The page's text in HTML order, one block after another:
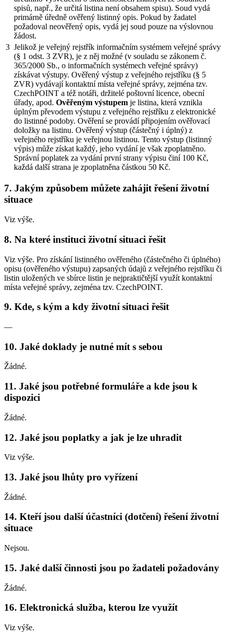
spisů, např., že určitá listina není obsahem spisu). Soud vydá
primárně úředně ověřený listinný opis. Pokud by žadatel
požadoval neověřený opis, vydá jej soud pouze na výslovnou
žádost.
3 Jelikož je veřejný rejstřík informačním systémem veřejné správy
(§ 1 odst. 3 ZVR), je z něj možné (v souladu se zákonem č.
365/2000 Sb., o informačních systémech veřejné správy)
získávat výstupy. Ověřený výstup z veřejného rejstříku (§ 5
ZVR) vydávají kontaktní místa veřejné správy, zejména tzv.
CzechPOINT a též notáři, držitelé poštovní licence, obecní
úřady, apod. Ověřeným výstupem je listina, která vznikla
úplným převodem výstupu z veřejného rejstříku z elektronické
do listinné podoby. Ověření se provádí připojením ověřovací
doložky na listinu. Ověřený výstup (částečný i úplný) z
veřejného rejstříku je veřejnou listinou. Tento výstup (listinný
výpis) může získat každý, jeho vydání je však zpoplatněno.
Správní poplatek za vydání první strany výpisu činí 100 Kč,
každá další strana je zpoplatněna částkou 50 Kč.
7. Jakým způsobem můžete zahájit řešení životní
situace
Viz výše.
8. Na které instituci životní situaci řešit
Viz výše. Pro získání listinného ověřeného (částečného či úplného)
opisu (ověřeného výstupu) zapsaných údajů z veřejného rejstříku či
listin uložených ve sbírce listin je nejpraktičtější využít kontaktní
místa veřejné správy, zejména tzv. CzechPOINT.
9. Kde, s kým a kdy životní situaci řešit
—
10. Jaké doklady je nutné mít s sebou
Žádné.
11. Jaké jsou potřebné formuláře a kde jsou k
dispozici
Žádné.
12. Jaké jsou poplatky a jak je lze uhradit
Viz výše.
13. Jaké jsou lhůty pro vyřízení
Žádné.
14. Kteří jsou další účastníci (dotčení) řešení životní
situace
Nejsou.
15. Jaké další činnosti jsou po žadateli požadovány
Žádné.
16. Elektronická služba, kterou lze využít
Viz výše.